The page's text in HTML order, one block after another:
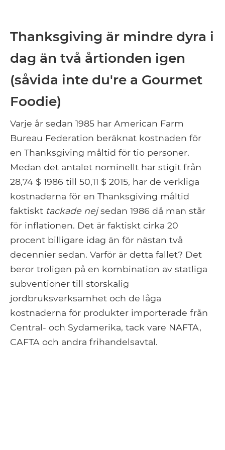
Thanksgiving är mindre dyra i
dag än två årtionden igen
(såvida inte du're a Gourmet
Foodie)
Varje år sedan 1985 har American Farm
Bureau Federation beräknat kostnaden för
en Thanksgiving måltid för tio personer.
Medan det antalet nominellt har stigit från
28,74 $ 1986 till 50,11 $ 2015, har de verkliga
kostnaderna för en Thanksgiving måltid
faktiskt tackade nejsedan 1986 då man står
för inflationen. Det är faktiskt cirka 20
procent billigare idag än för nästan två
decennier sedan. Varför är detta fallet? Det
beror troligen på en kombination av statliga
subventioner till storskalig
jordbruksverksamhet och de låga
kostnaderna för produkter importerade från
Central- och Sydamerika, tack vare NAFTA,
CAFTA och andra frihandelsavtal.